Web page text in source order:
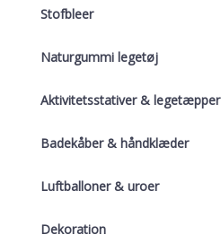
Stofbleer
Naturgummi legetøj
Aktivitetsstativer & legetæpper
Badekåber & håndklæder
Luftballoner & uroer
Dekoration